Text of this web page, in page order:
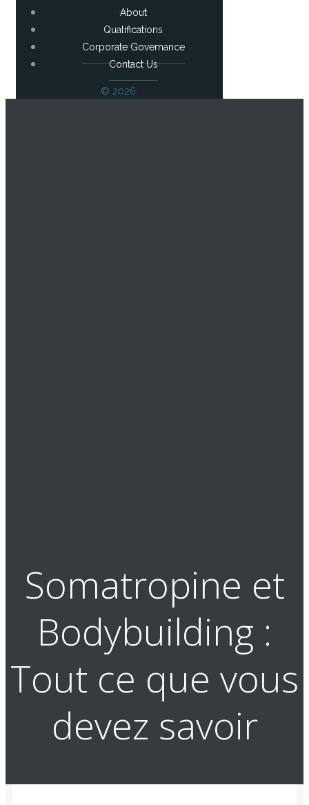
About
Qualifications
Corporate Governance
Contact Us
© 2026.
Somatropine et
Bodybuilding :
Tout ce que vous
devez savoir